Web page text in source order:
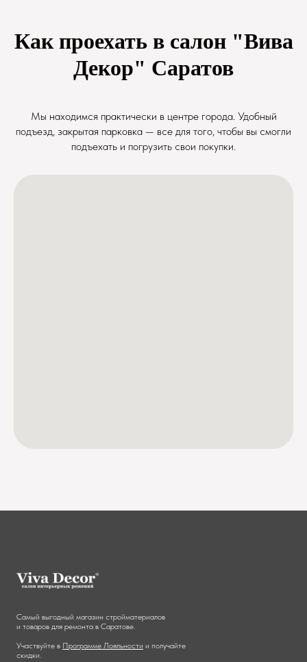
Как проехать в салон "Вива
Декор" Саратов
Мы находимся практически в центре города. Удобный
подъезд, закрытая парковка — все для того, чтобы вы смогли
подъехать и погрузить свои покупки.
Самый выгодный магазин стройматериалов
и товаров для ремонта в Саратове.
Участвуйте в Программе Лояльности и получайте
скидки.